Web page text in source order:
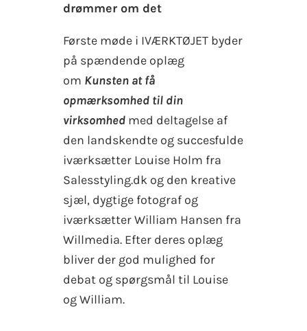
drømmer om det
Første møde i IVÆRKTØJET byder
på spændende oplæg
om Kunsten at få
opmærksomhed til din
virksomhed med deltagelse af
den landskendte og succesfulde
iværksætter Louise Holm fra
Salesstyling.dk og den kreative
sjæl, dygtige fotograf og
iværksætter William Hansen fra
Willmedia. Efter deres oplæg
bliver der god mulighed for
debat og spørgsmål til Louise
og William.